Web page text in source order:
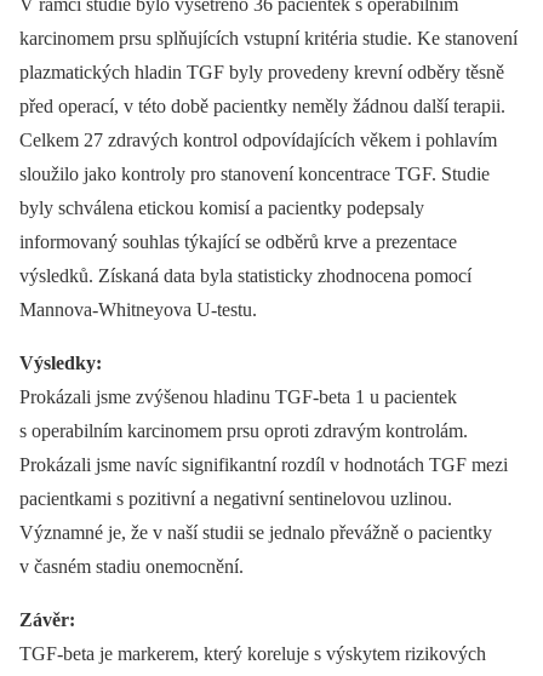
V rámci studie bylo vyšetřeno 36 pacientek s operabilním
karcinomem prsu splňujících vstupní kritéria studie. Ke stanovení
plazmatických hladin TGF byly provedeny krevní odběry těsně
před operací, v této době pacientky neměly žádnou další terapii.
Celkem 27 zdravých kontrol odpovídajících věkem i pohlavím
sloužilo jako kontroly pro stanovení koncentrace TGF. Studie
byly schválena etickou komisí a pacientky podepsaly
informovaný souhlas týkající se odběrů krve a prezentace
výsledků. Získaná data byla statisticky zhodnocena pomocí
Mannova-Whitneyova U-testu.
Výsledky:
Prokázali jsme zvýšenou hladinu TGF-beta 1 u pacientek
s operabilním karcinomem prsu oproti zdravým kontrolám.
Prokázali jsme navíc signifikantní rozdíl v hodnotách TGF mezi
pacientkami s pozitivní a negativní sentinelovou uzlinou.
Významné je, že v naší studii se jednalo převážně o pacientky
v časném stadiu onemocnění.
Závěr:
TGF-beta je markerem, který koreluje s výskytem rizikových